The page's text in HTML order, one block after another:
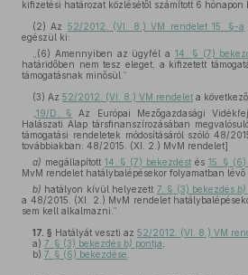
kifizetési határozat közlésétől számított 6
(2) Az 52/2012. (VI. 8.) VM rendelet 15. §-a
egészül ki:
„(6) Amennyiben az ügyfél a 14. § (7)
határidőben nem tesz eleget, a kifizetett
támogatásnak minősül.”
(3) Az 52/2012. (VI. 8.) VM rendelet a következő
19/D. §
Az Európai Mezőgazdasági
Halászati Alap társfinanszírozásában
támogatási rendeletek módosításáról szóló 48/
továbbiakban: 48/2015. (XI. 2.) MvM rendelet]
a) megállapított 14. § (7) bekezdéstés 15. §
MvM rendelet hatálybalépésekor folyamatban
b) hatályon kívül helyezett 7. § (3) bekezdésb)
a 48/2015. (XI. 2.) MvM rendelet
sem kell alkalmazni.”
17. § Hatályát veszti az 52/2012. (VI. 8.) VM
a) 7. § (3) bekezdés b) pontja
b) 7. § (6) bekezdése